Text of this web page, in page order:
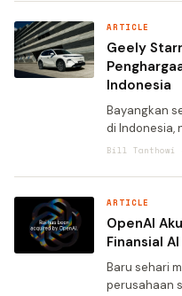
tengah
ARTICLE
Geely
Indonesia
Bayangkan
di Indonesia,
empat
melainkan
Bill Tanthowi
ARTICLE
OpenAI
Finansial
Baru sehari
perusahaan